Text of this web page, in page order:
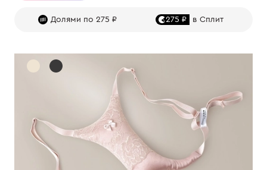
Долями по 275 ₽ 275 ₽ в Сплит